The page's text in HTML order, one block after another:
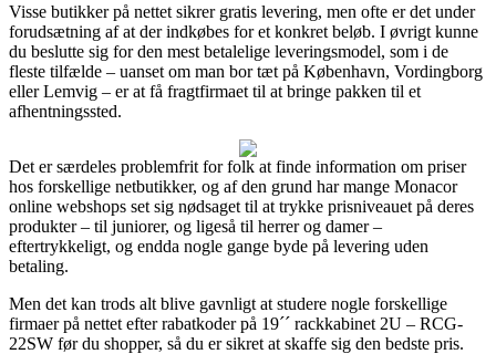
Visse butikker på nettet sikrer gratis levering, men ofte er det under
forudsætning af at der indkøbes for et konkret beløb. I øvrigt kunne
du beslutte sig for den mest betalelige leveringsmodel, som i de
fleste tilfælde – uanset om man bor tæt på København, Vordingborg
eller Lemvig – er at få fragtfirmaet til at bringe pakken til et
afhentningssted.
Det er særdeles problemfrit for folk at finde information om priser
hos forskellige netbutikker, og af den grund har mange Monacor
online webshops set sig nødsaget til at trykke prisniveauet på deres
produkter – til juniorer, og ligeså til herrer og damer –
eftertrykkeligt, og endda nogle gange byde på levering uden
betaling.
Men det kan trods alt blive gavnligt at studere nogle forskellige
firmaer på nettet efter rabatkoder på 19´´ rackkabinet 2U – RCG-
22SW før du shopper, så du er sikret at skaffe sig den bedste pris.